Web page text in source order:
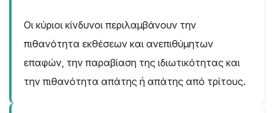
Οι κύριοι κίνδυνοι περιλαμβάνουν την
πιθανότητα εκθέσεων και ανεπιθύμητων
επαφών, την παραβίαση της ιδιωτικότητας και
την πιθανότητα απάτης ή απάτης από τρίτους.